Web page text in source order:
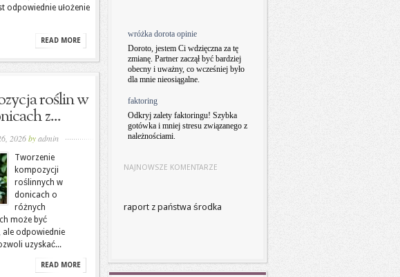
odpowiednie ułożenie
READ MORE
roślin w
z...
2026byadmin
Tworzenie
kompozycji
roślinnych w
donicach o
różnych
może być
ale odpowiednie
uzyskać...
READ MORE
wróżka dorota opinie
Doroto, jestem Ci wdzięczna za tę
zmianę. Partner zaczął być bardziej
obecny i uważny, co wcześniej było
dla mnie nieosiągalne.
faktoring
Odkryj zalety faktoringu! Szybka
gotówka i mniej stresu związanego z
należnościami.
NAJNOWSZE KOMENTARZE
raport z państwa środka